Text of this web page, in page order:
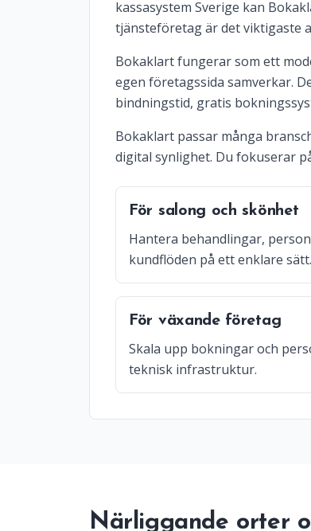
kassasystem Sverige kan
tjänsteföretag är det viktigaste
Bokaklart fungerar som ett
egen företagssida samverkar.
bindningstid, gratis
Bokaklart passar många
digital synlighet. Du fokuserar
För salong och skönhet
Hantera behandlingar,
kundflöden på ett enklare sätt.
För växande företag
Skala upp bokningar och
teknisk infrastruktur.
Närliggande orter